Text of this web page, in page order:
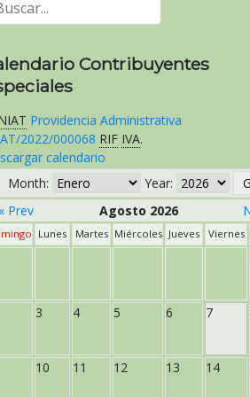
Contribuyentes
Providencia Administrativa
2022/000068 RIF IVA.
calendario
Month:
Year:
« Prev
Agosto 2026
Lunes Martes Miércoles Jueves Viernes
3 4 5 6 7
10 11 12 13 14